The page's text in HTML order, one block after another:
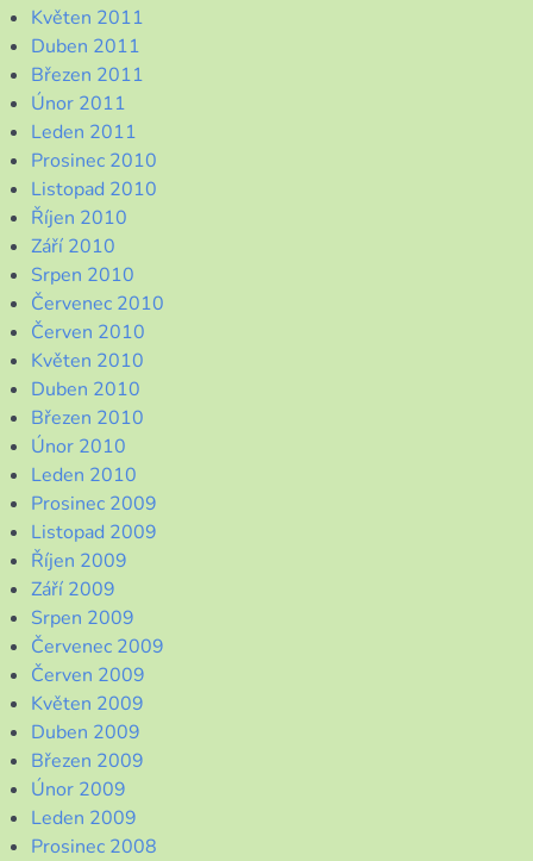
Květen 2011
Duben 2011
Březen 2011
Únor 2011
Leden 2011
Prosinec 2010
Listopad 2010
Říjen 2010
Září 2010
Srpen 2010
Červenec 2010
Červen 2010
Květen 2010
Duben 2010
Březen 2010
Únor 2010
Leden 2010
Prosinec 2009
Listopad 2009
Říjen 2009
Září 2009
Srpen 2009
Červenec 2009
Červen 2009
Květen 2009
Duben 2009
Březen 2009
Únor 2009
Leden 2009
Prosinec 2008